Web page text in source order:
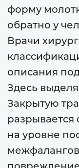
форму
обратно у
Врачи
описания
Здесь
Закрытую
разрывается
на уровне